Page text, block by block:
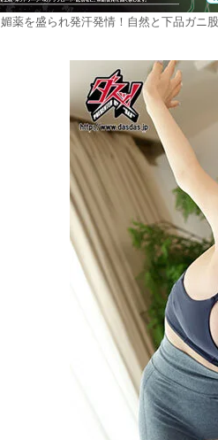
媚薬を盛られ発汗発情！自然と下品ガニ